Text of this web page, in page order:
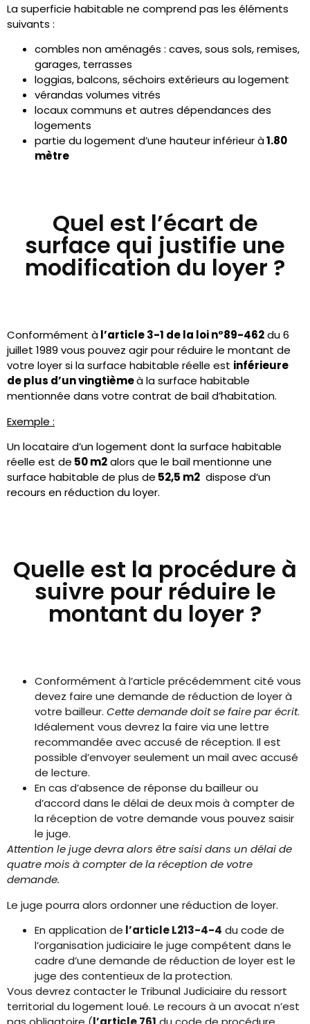
La superficie habitable ne comprend pas les éléments
suivants :
combles non aménagés : caves, sous sols, remises,
garages, terrasses
loggias, balcons, séchoirs extérieurs au logement
vérandas volumes vitrés
locaux communs et autres dépendances des
logements
partie du logement d’une hauteur inférieur à1.80
mètre
Quel est l’écart de
surface qui justifie une
modification du loyer ?
Conformément àl’article 3-1 de la loi n°89-462du 6
juillet 1989 vous pouvez agir pour réduire le montant de
votre loyer si la surface habitable réelle est inférieure
de plus d’un vingtièmeà la surface habitable
mentionnée dans votre contrat de bail d’habitation.
Exemple :
Un locataire d’un logement dont la surface habitable
réelle est de 50 m2alors que le bail mentionne une
surface habitable de plus de 52,5 m2 dispose d’un
recours en réduction du loyer.
Quelle est la procédure à
suivre pour réduire le
montant du loyer ?
Conformément à l’article précédemment cité vous
devez faire une demande de réduction de loyer à
votre bailleur. Cette demande doit se faire par écrit.
Idéalement vous devrez la faire via une lettre
recommandée avec accusé de réception. Il est
possible d’envoyer seulement un mail avec accusé
de lecture.
En cas d’absence de réponse du bailleur ou
d’accord dans le délai de deux mois à compter de
la réception de votre demande vous pouvez saisir
le juge.
Attention le juge devra alors être saisi dans un délai de
quatre mois à compter de la réception de votre
demande.
Le juge pourra alors ordonner une réduction de loyer.
En application de l’article L213-4-4 du code de
l’organisation judiciaire le juge compétent dans le
cadre d’une demande de réduction de loyer est le
juge des contentieux de la protection.
Vous devrez contacter le Tribunal Judiciaire du ressort
territorial du logement loué. Le recours à un avocat n’est